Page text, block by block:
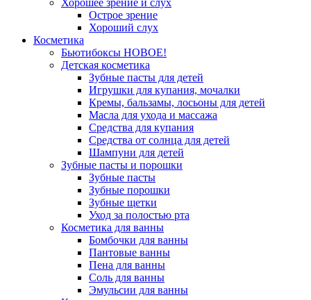
Хорошее зрение и слух
Острое зрение
Хороший слух
Косметика
Бьютибоксы НОВОЕ!
Детская косметика
Зубные пасты для детей
Игрушки для купания, мочалки
Кремы, бальзамы, лосьоны для детей
Масла для ухода и массажа
Средства для купания
Средства от солнца для детей
Шампуни для детей
Зубные пасты и порошки
Зубные пасты
Зубные порошки
Зубные щетки
Уход за полостью рта
Косметика для ванны
Бомбочки для ванны
Пантовые ванны
Пена для ванны
Соль для ванны
Эмульсии для ванны